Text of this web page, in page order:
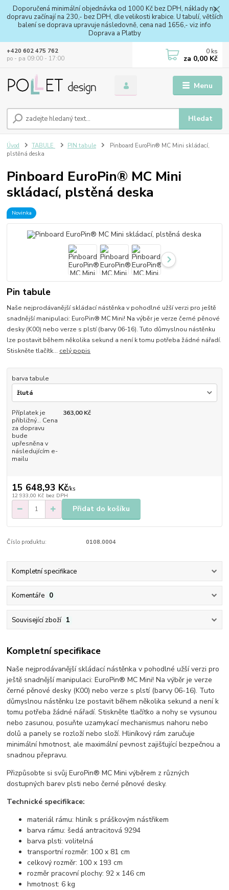
Doporučená minimální objednávka od 1000 Kč bez DPH, náklady na
dopravu začínají na 230,- bez DPH, dle velikosti krabice. U tabulí, větších
balení se doprava upravuje následovně, cena nad 1656,- viz info
Doprava a Platby
Menu
Hledat
+420 602 475 762
po - pa 09:00 - 17:00
0 ks
za 0,00 Kč
Úvod TABULE PIN tabule
Pinboard EuroPin® MC Mini skládací,
plstěná deska
Pinboard EuroPin® MC Mini
skládací, plstěná deska
Novinka
Pin tabule
Naše nejprodávanější skládací nástěnka v pohodlné užší verzi pro ještě
snadnější manipulaci: EuroPin® MC Mini! Na výběr je verze černé pěnové
desky (K00) nebo verze s plstí (barvy 06-16). Tuto důmyslnou nástěnku
lze postavit během několika sekund a není k tomu potřeba žádné nářadí.
Stiskněte tlačítk... celý popis
barva tabule
Příplatek je
přibližný... Cena
za dopravu
bude
upřesněna v
následujícím e-
mailu
363,00 Kč
15 648,93 Kč/ks
12 933,00 Kč bez DPH
Přidat do košíku
Číslo produktu: 0108.0004
Kompletní specifikace
Komentáře 0
Související zboží 1
Kompletní specifikace
Naše nejprodávanější skládací nástěnka v pohodlné užší verzi pro
ještě snadnější manipulaci: EuroPin® MC Mini! Na výběr je verze
černé pěnové desky (K00) nebo verze s plstí (barvy 06-16). Tuto
důmyslnou nástěnku lze postavit během několika sekund a není k
tomu potřeba žádné nářadí. Stiskněte tlačítko a nohy se vysunou
nebo zasunou, posuňte uzamykací mechanismus nahoru nebo
dolů a panely se rozloží nebo složí. Hliníkový rám zaručuje
minimální hmotnost, ale maximální pevnost zajišťující bezpečnou a
snadnou přepravu.
Přizpůsobte si svůj EuroPin® MC Mini výběrem z různých
dostupných barev plsti nebo černé pěnové desky.
Technické specifikace:
materiál rámu: hliník s práškovým nástřikem
barva rámu: šedá antracitová 9294
barva plsti: volitelná
transportní rozměr: 100 x 81 cm
celkový rozměr: 100 x 193 cm
rozměr pracovní plochy: 92 x 146 cm
hmotnost: 6 kg